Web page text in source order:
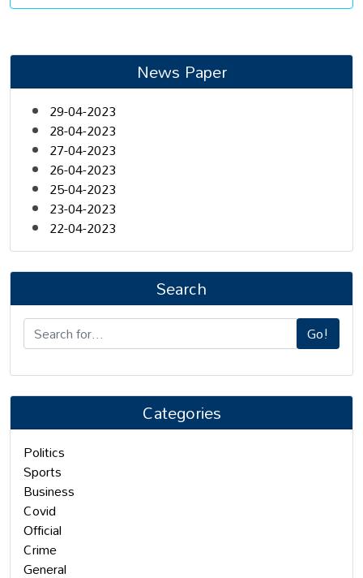
News Paper
29-04-2023
28-04-2023
27-04-2023
26-04-2023
25-04-2023
23-04-2023
22-04-2023
Search
Go!
Categories
Politics
Sports
Business
Covid
Official
Crime
General